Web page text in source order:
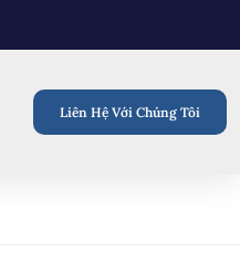
Liên Hệ Với Chúng Tôi